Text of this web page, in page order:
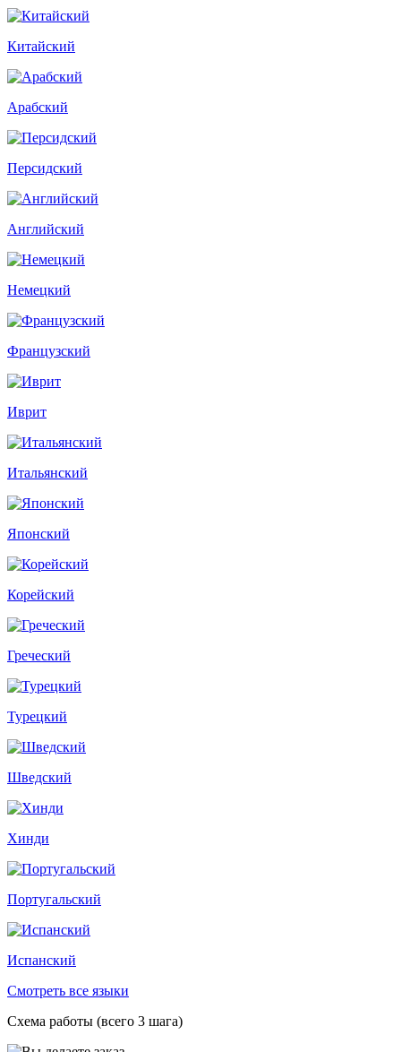
Китайский
Арабский
Персидский
Английский
Немецкий
Французский
Иврит
Итальянский
Японский
Корейский
Греческий
Турецкий
Шведский
Хинди
Португальский
Испанский
Смотреть все языки
Схема работы (всего 3 шага)